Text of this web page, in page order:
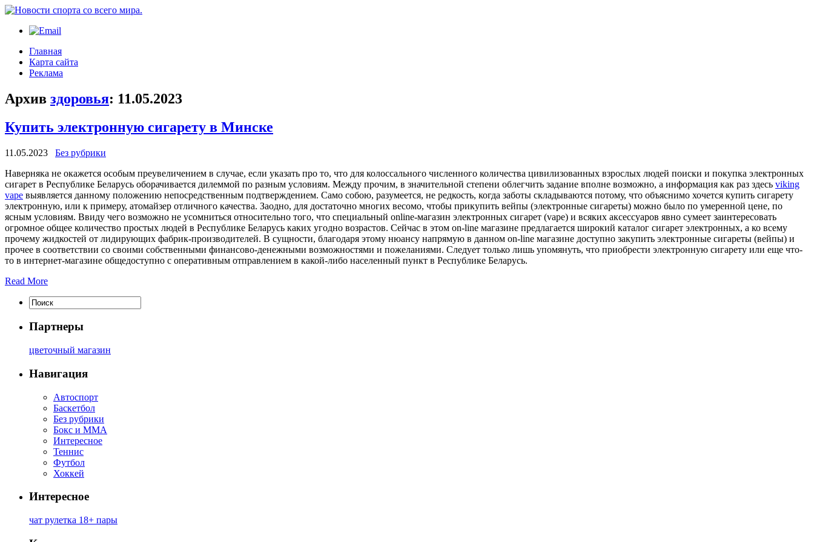
Главная
Карта сайта
Реклама
Архив здоровья: 11.05.2023
Купить электронную сигарету в Минске
11.05.2023
Без рубрики
Нaвeрнякa нe окажется особым преувеличением в случае, если указать про то, что для колоссального численного количества цивилизованных взрослых людей поиски и покупка электронных
сигарет в Республике Беларусь оборачивается дилеммой по разным условиям. Между прочим, в значительной степени облегчить задание вполне возможно, а информация как раз здесь viking
vape выявляется данному положению непосредственным подтверждением. Само собою, разумеется, не редкость, когда заботы складываются потому, что объяснимо хочется купить сигарету
электронную, или к примеру, атомайзер отличного качества. Заодно, для достаточно многих весомо, чтобы прикупить вейпы (электронные сигареты) можно было по умеренной цене, по
ясным условиям. Ввиду чего возможно не усомниться относительно того, что специальный online-магазин электронных сигарет (vape) и всяких аксессуаров явно сумеет заинтересовать
огромное общее количество простых людей в Республике Беларусь каких угодно возрастов. Сейчас в этом on-line магазине предлагается широкий каталог сигарет электронных, а ко всему
прочему жидкостей от лидирующих фабрик-производителей. В сущности, благодаря этому нюансу напрямую в данном on-line магазине доступно закупить электронные сигареты (вейпы) и
прочее в соответствии со своими собственными финансово-денежными возможностями и пожеланиями. Следует только лишь упомянуть, что приобрести электронную сигарету или еще что-
то в интернет-магазине общедоступно с оперативным отправлением в какой-либо населенный пункт в Республике Беларусь.
Read More
Партнеры
цветочный магазин
Навигация
Автоспорт
Баскетбол
Без рубрики
Бокс и ММА
Интересное
Теннис
Футбол
Хоккей
Интересное
чат рулетка 18+ пары